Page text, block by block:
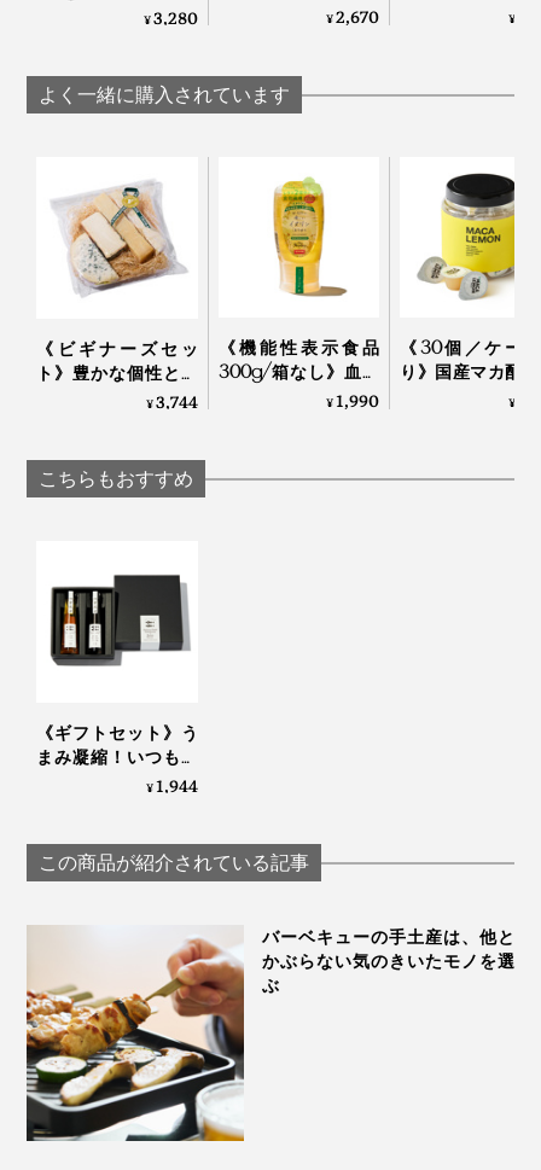
こんなおいしさ、知らなかった。一度、味わったら、手
ってる？と思わせるほど、味わい深く。「チャーハン」
は、サクサクの食感が出て、食べ応えアップ。味変とし
しにも“使える”、頼れる調味料。あなたのキッチンに常
備してください。
アーモンドは、抗酸化作用の高いビタミンE、整腸作用
のある食物繊維、肌にいいとされるビタミンB2がたっ
ぷり。
燥から守るとされています。
料理研究家・中医薬膳師の村岡奈弥さんのアドバイスの
ンド』シリーズはできあがりました。
魚やソテー、パン、ご飯が、まだ体験したことがないお
いしさに、生まれ変わりますよ。
あなたも、新感覚の“食べる調味料”、味わってみてくだ
さい。きっとハマるはず！
トリュフの香りが、
と風味豊かなもろみ
入りしょうゆが、料
料」｜サクサクしょ
うゆアーモンド トリ
ュフ風味
¥3,280
ぷり大容量！ サクサ
りしょうゆが、料理
をグンとおいしくす
アーモンド
¥2,670
サクのカシュー
¥
よく一緒に購入されています
《ビギナーズセッ
ト》豊かな個性と食
べやすさが両立する
｜Fermier フェルミエ
¥3,744
《機能性表示食品
300g/箱なし》血糖
値上昇をゆるやかに
¥1,990
《30個／ケー
り》国産マカ配
はハイボール、
¥
こちらもおすすめ
《ギフトセット》う
まみ凝縮！いつもの
醤油・お酢が宗田節
油＆だし酢（化粧箱
入り）」｜
COMPANY
¥1,944
この商品が紹介されている記事
バーベキューの手土産は、他と
かぶらない気のきいたモノを選
ぶ